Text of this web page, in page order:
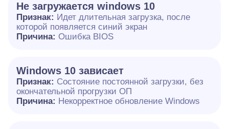
Не загружается windows 10
Признак: Идет длительная загрузка, после
которой появляется синий экран
Причина: Ошибка BIOS
Windows 10 зависает
Признак: Состояние постоянной загрузки, без
окончательной прогрузки ОП
Причина: Некорректное обновление Windows